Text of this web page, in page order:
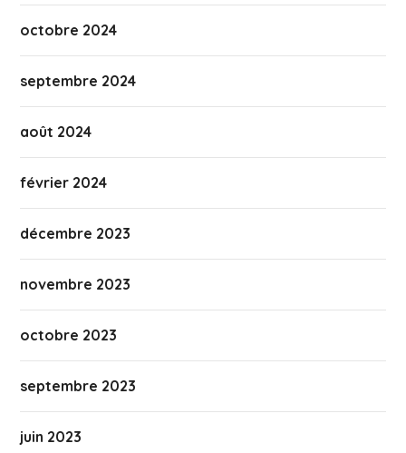
octobre 2024
septembre 2024
août 2024
février 2024
décembre 2023
novembre 2023
octobre 2023
septembre 2023
juin 2023